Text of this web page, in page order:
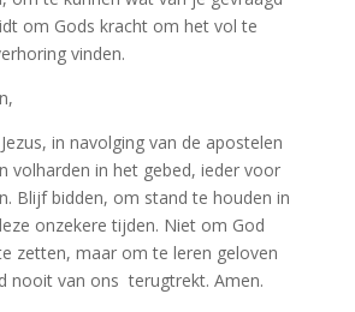
om Gods kracht om het vol te
vinden.
in navolging van de apostelen
volharden in het gebed, ieder voor
Blijf bidden, om stand te houden in
onzekere tijden. Niet om God
zetten, maar om te leren geloven
nooit van ons terugtrekt. Amen.